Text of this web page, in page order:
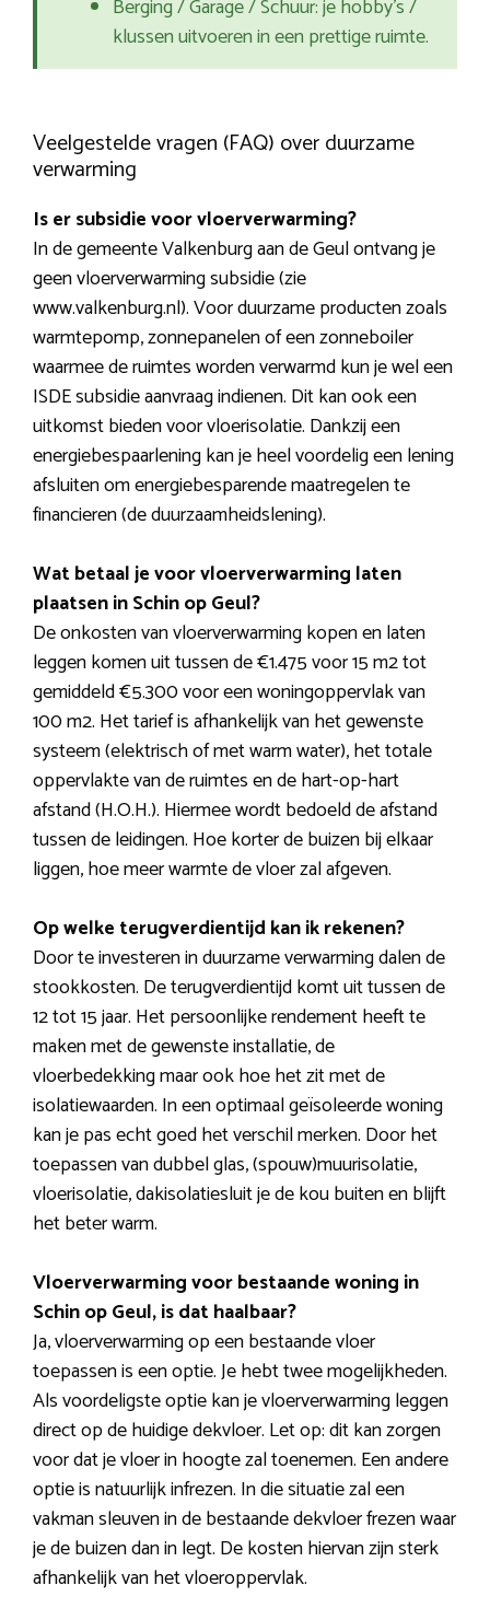
Berging / Garage / Schuur: je hobby’s /
klussen uitvoeren in een prettige ruimte.
Veelgestelde vragen (FAQ) over duurzame
verwarming
Is er subsidie voor vloerverwarming?
In de gemeente Valkenburg aan de Geul ontvang je
geen vloerverwarming subsidie (zie
www.valkenburg.nl). Voor duurzame producten zoals
warmtepomp, zonnepanelen of een zonneboiler
waarmee de ruimtes worden verwarmd kun je wel een
ISDE subsidie aanvraag indienen. Dit kan ook een
uitkomst bieden voor vloerisolatie. Dankzij een
energiebespaarlening kan je heel voordelig een lening
afsluiten om energiebesparende maatregelen te
financieren (de duurzaamheidslening).
Wat betaal je voor vloerverwarming laten
plaatsen in Schin op Geul?
De onkosten van vloerverwarming kopen en laten
leggen komen uit tussen de €1.475 voor 15 m2 tot
gemiddeld €5.300 voor een woningoppervlak van
100 m2. Het tarief is afhankelijk van het gewenste
systeem (elektrisch of met warm water), het totale
oppervlakte van de ruimtes en de hart-op-hart
afstand (H.O.H.). Hiermee wordt bedoeld de afstand
tussen de leidingen. Hoe korter de buizen bij elkaar
liggen, hoe meer warmte de vloer zal afgeven.
Op welke terugverdientijd kan ik rekenen?
Door te investeren in duurzame verwarming dalen de
stookkosten. De terugverdientijd komt uit tussen de
12 tot 15 jaar. Het persoonlijke rendement heeft te
maken met de gewenste installatie, de
vloerbedekking maar ook hoe het zit met de
isolatiewaarden. In een optimaal geïsoleerde woning
kan je pas echt goed het verschil merken. Door het
toepassen van dubbel glas, (spouw)muurisolatie,
vloerisolatie, dakisolatiesluit je de kou buiten en blijft
het beter warm.
Vloerverwarming voor bestaande woning in
Schin op Geul, is dat haalbaar?
Ja, vloerverwarming op een bestaande vloer
toepassen is een optie. Je hebt twee mogelijkheden.
Als voordeligste optie kan je vloerverwarming leggen
direct op de huidige dekvloer. Let op: dit kan zorgen
voor dat je vloer in hoogte zal toenemen. Een andere
optie is natuurlijk infrezen. In die situatie zal een
vakman sleuven in de bestaande dekvloer frezen waar
je de buizen dan in legt. De kosten hiervan zijn sterk
afhankelijk van het vloeroppervlak.